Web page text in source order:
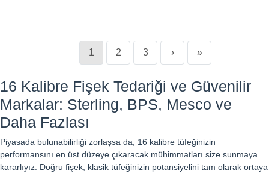
1 2 3 › »
16 Kalibre Fişek Tedariği ve Güvenilir
Markalar: Sterling, BPS, Mesco ve
Daha Fazlası
Piyasada bulunabilirliği zorlaşsa da, 16 kalibre tüfeğinizin
performansını en üst düzeye çıkaracak mühimmatları size sunmaya
kararlıyız. Doğru fişek, klasik tüfeğinizin potansiyelini tam olarak ortaya